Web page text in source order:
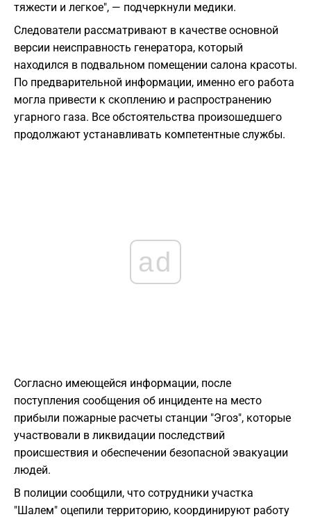
тяжести и легкое", — подчеркнули медики.
Следователи рассматривают в качестве основной
версии неисправность генератора, который
находился в подвальном помещении салона красоты.
По предварительной информации, именно его работа
могла привести к скоплению и распространению
угарного газа. Все обстоятельства произошедшего
продолжают устанавливать компетентные службы.
ad
Согласно имеющейся информации, после
поступления сообщения об инциденте на место
прибыли пожарные расчеты станции "Эгоз", которые
участвовали в ликвидации последствий
происшествия и обеспечении безопасной эвакуации
людей.
В полиции сообщили, что сотрудники участка
"Шалем" оцепили территорию, координируют работу